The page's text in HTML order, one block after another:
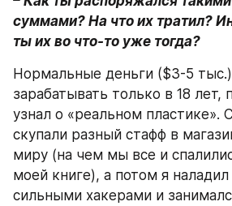
суммами? На что их тратил?
ты их во что-то уже тогда?
Нормальные деньги ($3-5
зарабатывать только в 18 лет,
узнал о «реальном пластике».
скупали разный стафф в
миру (на чем мы все и
моей книге), а потом я наладил
сильными хакерами и